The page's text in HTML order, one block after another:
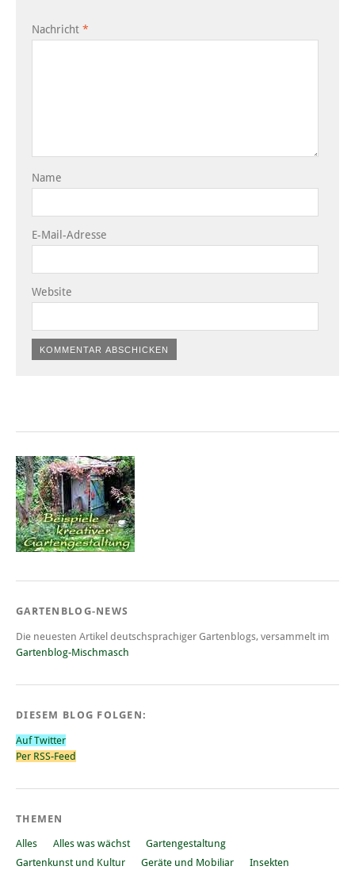
Nachricht *
Name
E-Mail-Adresse
Website
GARTENBLOG-NEWS
Die neuesten Artikel deutschsprachiger Gartenblogs, versammelt im
Gartenblog-Mischmasch
DIESEM BLOG FOLGEN:
Auf Twitter
Per RSS-Feed
THEMEN
Alles Alles was wächst
Gartengestaltung
Gartenkunst und Kultur
Geräte und Mobiliar
Insekten